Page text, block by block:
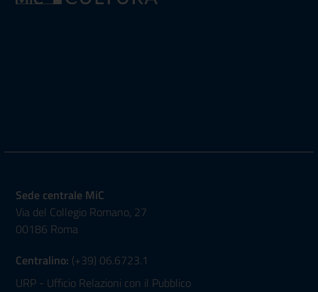
Sede centrale MiC
Via del Collegio Romano, 27
00186 Roma
Centralino: (+39) 06.6723.1
URP - Ufficio Relazioni con il Pubblico